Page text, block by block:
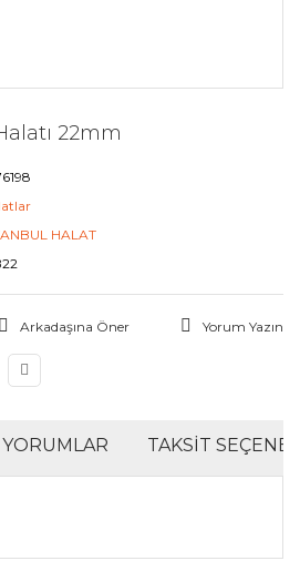
22mm
HALAT
Arkadaşına Öner Yorum Yazın
YORUMLAR TAKSIT
resim, ürün açıklamalarında ve